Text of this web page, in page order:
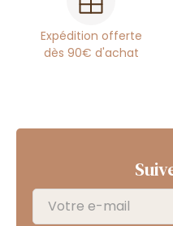
Expédition offerte
dès 90€ d'achat